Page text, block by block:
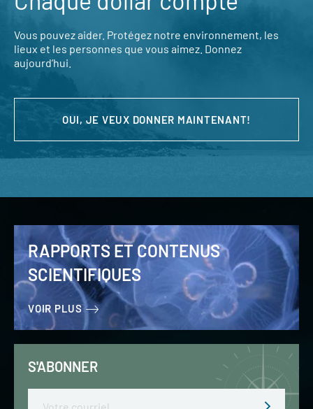
Vous pouvez aider. Protégez notre environnement, les
lieux et les personnes que vous aimez. Donnez
aujourd’hui.
OUI, JE VEUX DONNER MAINTENANT!
RAPPORTS ET CONTENUS
SCIENTIFIQUES
VOIR PLUS
S'ABONNER